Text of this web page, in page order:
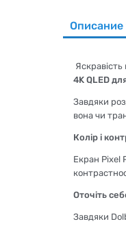
Описание
Яскравість
4K QLED
Завдяки
вона чи
Колір і
Екран Pixel
Оточіть
Завдяки